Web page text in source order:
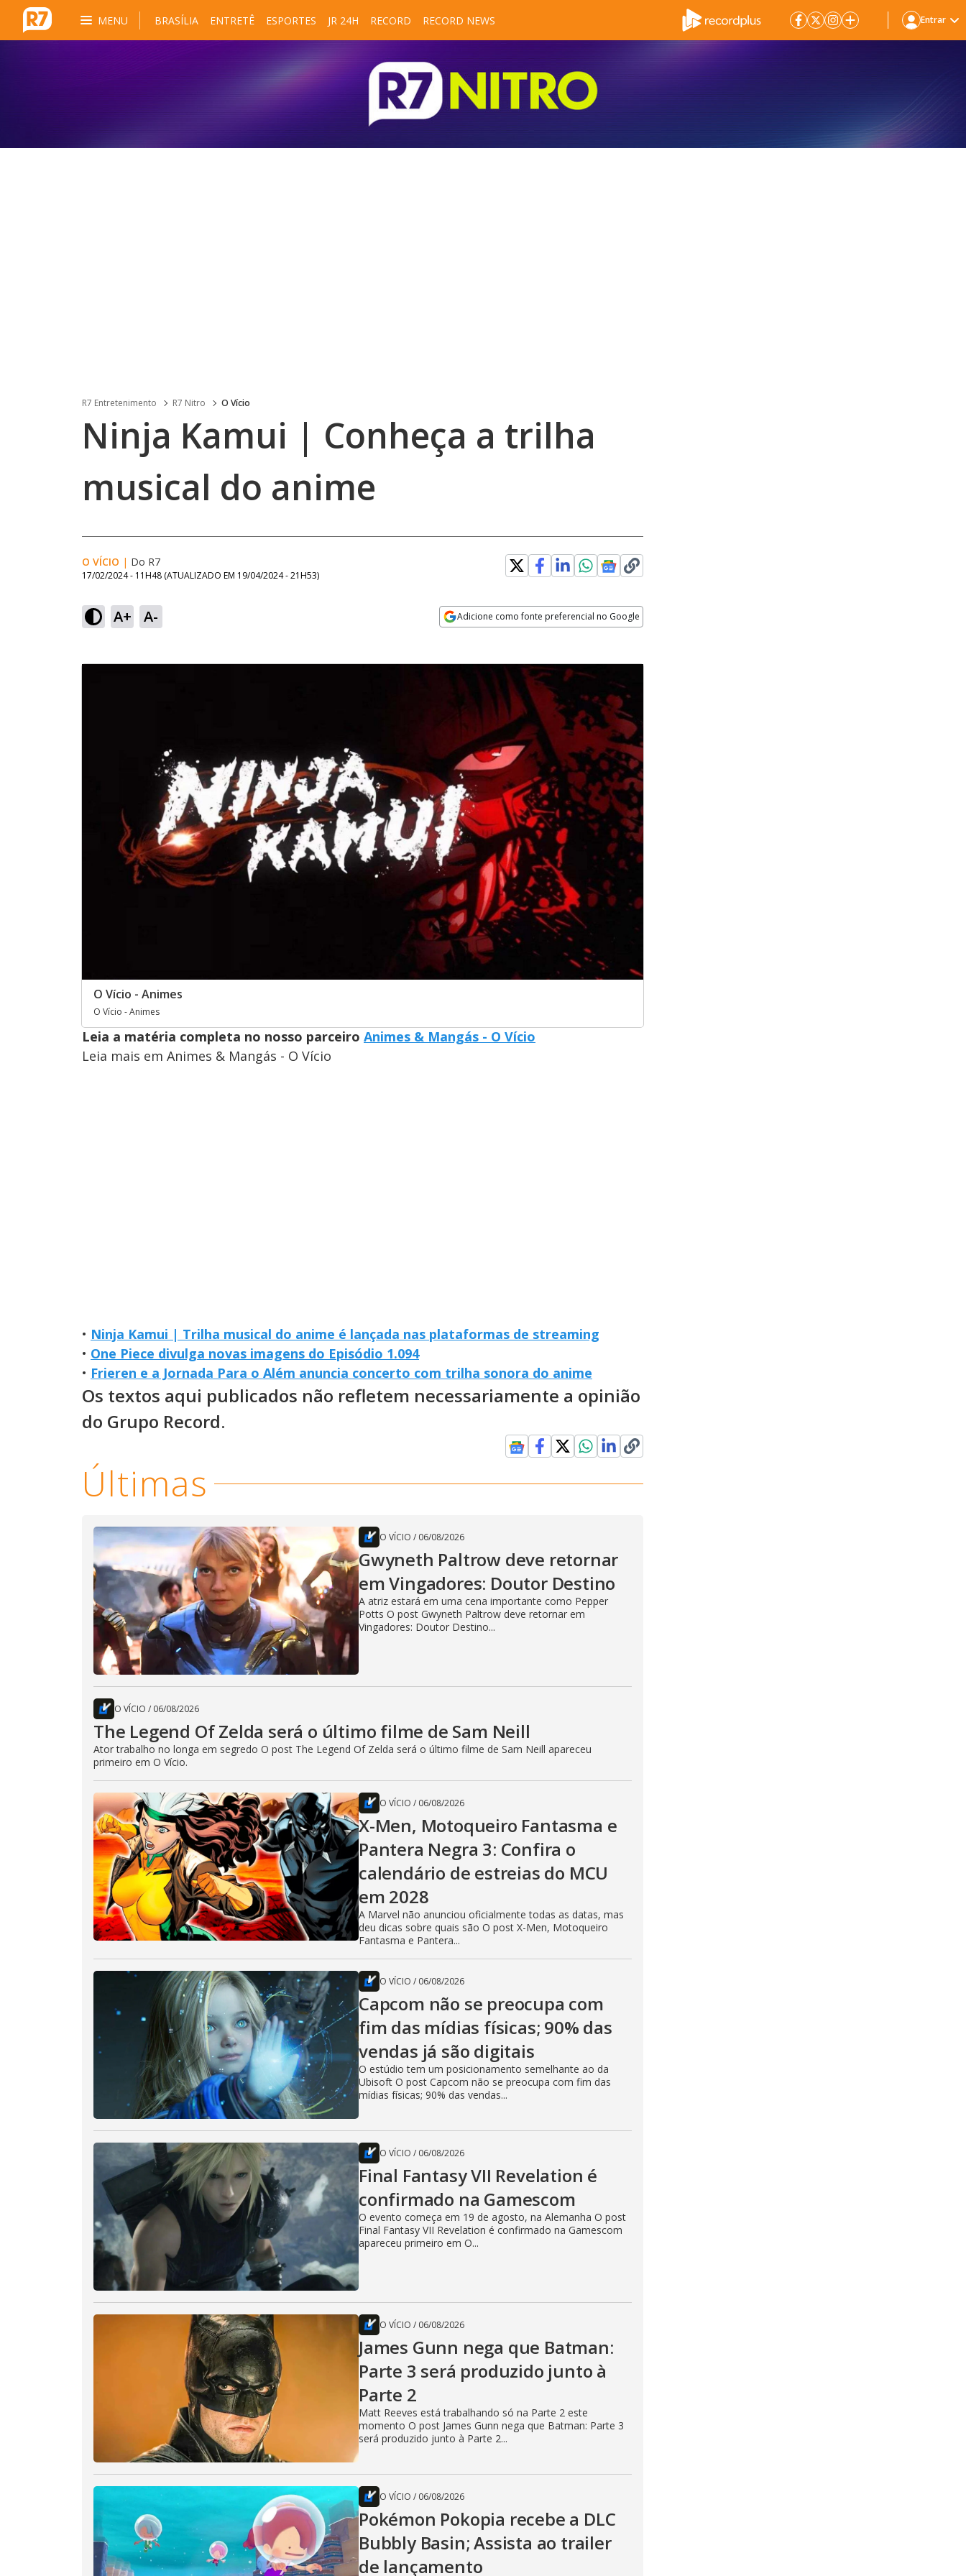
MENU BRASÍLIA ENTRETÊ ESPORTES JR 24H RECORD RECORD NEWS Entrar
R7 Entretenimento R7 Nitro O Vício
Ninja Kamui | Conheça a trilha
musical do anime
O VÍCIO | Do R7
17/02/2024 - 11H48 (ATUALIZADO EM 19/04/2024 - 21H53)
A+ A- Adicione como fonte preferencial no Google
O Vício - Animes
O Vício - Animes
Leia a matéria completa no nosso parceiro Animes & Mangás - O Vício
Leia mais em Animes & Mangás - O Vício
• Ninja Kamui | Trilha musical do anime é lançada nas plataformas de streaming
• One Piece divulga novas imagens do Episódio 1.094
• Frieren e a Jornada Para o Além anuncia concerto com trilha sonora do anime
Os textos aqui publicados não refletem necessariamente a opinião
do Grupo Record.
Últimas
O VÍCIO / 06/08/2026
Gwyneth Paltrow deve retornar
em Vingadores: Doutor Destino
A atriz estará em uma cena importante como Pepper
Potts O post Gwyneth Paltrow deve retornar em
Vingadores: Doutor Destino...
O VÍCIO / 06/08/2026
The Legend Of Zelda será o último filme de Sam Neill
Ator trabalho no longa em segredo O post The Legend Of Zelda será o último filme de Sam Neill apareceu
primeiro em O Vício.
O VÍCIO / 06/08/2026
X-Men, Motoqueiro Fantasma e
Pantera Negra 3: Confira o
calendário de estreias do MCU
em 2028
A Marvel não anunciou oficialmente todas as datas, mas
deu dicas sobre quais são O post X-Men, Motoqueiro
Fantasma e Pantera...
O VÍCIO / 06/08/2026
Capcom não se preocupa com
fim das mídias físicas; 90% das
vendas já são digitais
O estúdio tem um posicionamento semelhante ao da
Ubisoft O post Capcom não se preocupa com fim das
mídias físicas; 90% das vendas...
O VÍCIO / 06/08/2026
Final Fantasy VII Revelation é
confirmado na Gamescom
O evento começa em 19 de agosto, na Alemanha O post
Final Fantasy VII Revelation é confirmado na Gamescom
apareceu primeiro em O...
O VÍCIO / 06/08/2026
James Gunn nega que Batman:
Parte 3 será produzido junto à
Parte 2
Matt Reeves está trabalhando só na Parte 2 este
momento O post James Gunn nega que Batman: Parte 3
será produzido junto à Parte 2...
O VÍCIO / 06/08/2026
Pokémon Pokopia recebe a DLC
Bubbly Basin; Assista ao trailer
de lançamento